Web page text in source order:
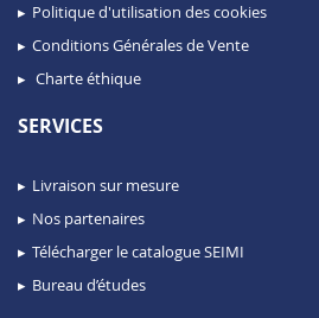
Politique d'utilisation des cookies
Conditions Générales de Vente
Charte éthique
SERVICES
Livraison sur mesure
Nos partenaires
Télécharger le catalogue SEIMI
Bureau d’études